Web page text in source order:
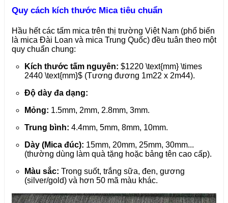
Quy cách kích thước Mica tiêu chuẩn
Hầu hết các tấm mica trên thị trường Việt Nam (phổ biến
là mica Đài Loan và mica Trung Quốc) đều tuân theo một
quy chuẩn chung:
Kích thước tấm nguyên: $1220 \text{mm} \times
2440 \text{mm}$ (Tương đương 1m22 x 2m44).
Độ dày đa dạng:
Mỏng: 1.5mm, 2mm, 2.8mm, 3mm.
Trung bình: 4.4mm, 5mm, 8mm, 10mm.
Dày (Mica đúc): 15mm, 20mm, 25mm, 30mm...
(thường dùng làm quà tặng hoặc bảng tên cao cấp).
Màu sắc: Trong suốt, trắng sữa, đen, gương
(silver/gold) và hơn 50 mã màu khác.